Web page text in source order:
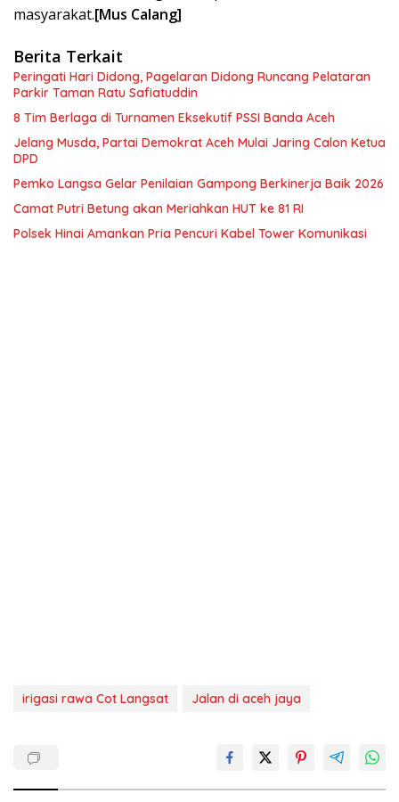
masyarakat.[Mus Calang]
Berita Terkait
Peringati Hari Didong, Pagelaran Didong Runcang Pelataran
Parkir Taman Ratu Safiatuddin
8 Tim Berlaga di Turnamen Eksekutif PSSI Banda Aceh
Jelang Musda, Partai Demokrat Aceh Mulai Jaring Calon Ketua
DPD
Pemko Langsa Gelar Penilaian Gampong Berkinerja Baik 2026
Camat Putri Betung akan Meriahkan HUT ke 81 RI
Polsek Hinai Amankan Pria Pencuri Kabel Tower Komunikasi
irigasi rawa Cot Langsat Jalan di aceh jaya